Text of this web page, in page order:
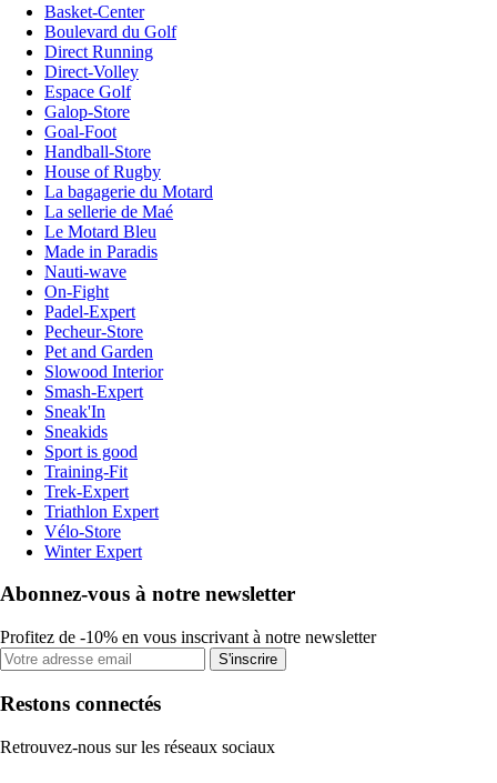
Basket-Center
Boulevard du Golf
Direct Running
Direct-Volley
Espace Golf
Galop-Store
Goal-Foot
Handball-Store
House of Rugby
La bagagerie du Motard
La sellerie de Maé
Le Motard Bleu
Made in Paradis
Nauti-wave
On-Fight
Padel-Expert
Pecheur-Store
Pet and Garden
Slowood Interior
Smash-Expert
Sneak'In
Sneakids
Sport is good
Training-Fit
Trek-Expert
Triathlon Expert
Vélo-Store
Winter Expert
Abonnez-vous à notre newsletter
Profitez de -10% en vous inscrivant à notre newsletter
S'inscrire
Restons connectés
Retrouvez-nous sur les réseaux sociaux